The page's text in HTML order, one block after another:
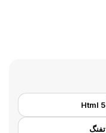
Html 5
تفنگ